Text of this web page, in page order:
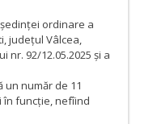
ordinare a
județul Vâlcea,
nr. 92/12.05.2025 și a
un număr de 11
în funcție, nefîind